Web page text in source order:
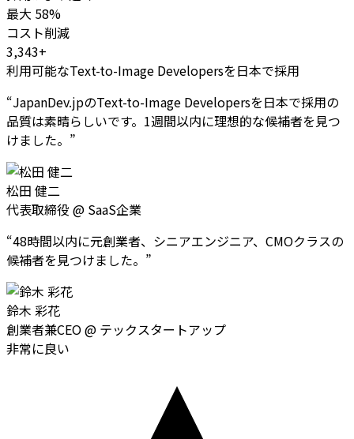
最大 58%
コスト削減
3,343+
利用可能なText-to-Image Developersを日本で採用
“JapanDev.jpのText-to-Image Developersを日本で採用の
品質は素晴らしいです。1週間以内に理想的な候補者を見つ
けました。 ”
松田 健二
代表取締役 @ SaaS企業
“48時間以内に元創業者、シニアエンジニア、CMOクラスの
候補者を見つけました。 ”
鈴木 彩花
創業者兼CEO@ テックスタートアップ
非常に良い